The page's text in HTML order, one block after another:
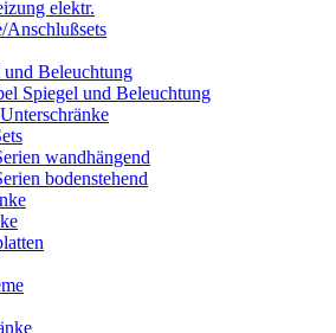
elektr.
Anschlußsets
Beleuchtung
Spiegel und Beleuchtung
wandhängend
bodenstehend